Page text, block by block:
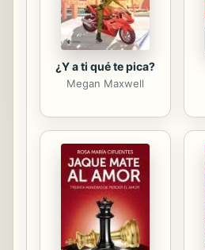
su...
¿Y a ti qué te pica?
Megan Maxwell